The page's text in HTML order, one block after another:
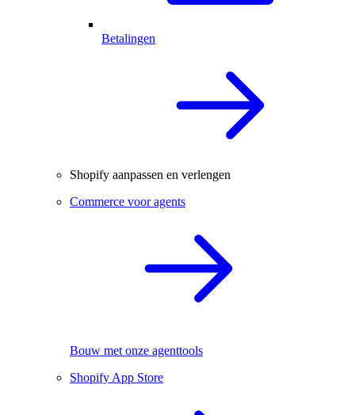
Betalingen
Shopify aanpassen en verlengen
Commerce voor agents
Bouw met onze agenttools
Shopify App Store